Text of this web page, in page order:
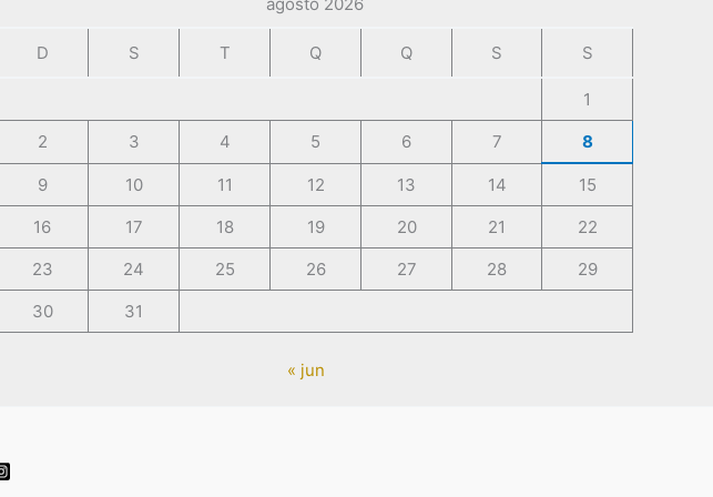
D S T Q Q S S
1
2
3 4 5 6 7 8
9 10 11 12 13 14
15
16
17 18 19 20 21
22
23
24 25 26 27 28
29
30
31
« jun